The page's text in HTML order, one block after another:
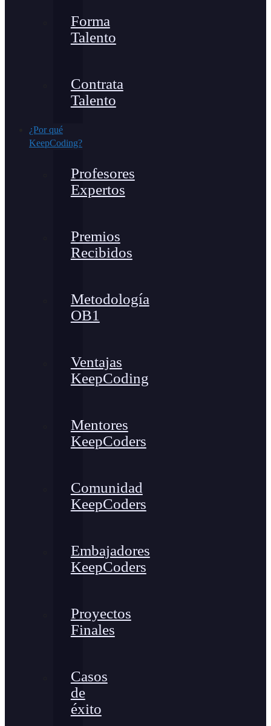
Forma
Talento
Contrata
Talento
¿Por qué
KeepCoding?
Profesores
Expertos
Premios
Recibidos
Metodología
OB1
Ventajas
KeepCoding
Mentores
KeepCoders
Comunidad
KeepCoders
Embajadores
KeepCoders
Proyectos
Finales
Casos
de
éxito